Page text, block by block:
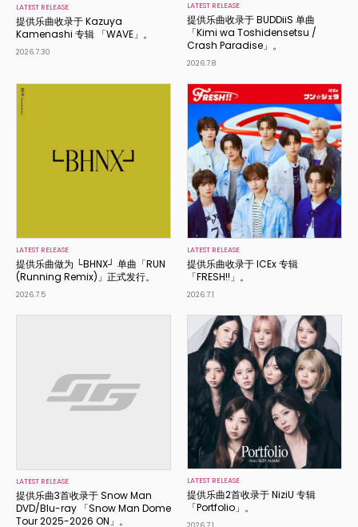
LATEST RELEASE
提供乐曲收录于 Kazuya
Kamenashi 专辑 「WAVE」。
2026.7.30
LATEST RELEASE
提供乐曲收录于 BUDDiiS 单曲
「Kimi wa Toshidensetsu /
Crash Paradise」。
2026.7.8
LATEST RELEASE
提供乐曲做为 └BHNX┘ 单曲「RUN
(Running Remix)」正式发行。
2026.7.5
LATEST RELEASE
提供乐曲收录于 ICEx 专辑
「FRESH!!」。
2026.7.1
LATEST RELEASE
提供乐曲3首收录于 Snow Man
DVD/Blu-ray 「Snow Man Dome
Tour 2025-2026 ON」。
LATEST RELEASE
提供乐曲2首收录于 NiziU 专辑
「Portfolio」。